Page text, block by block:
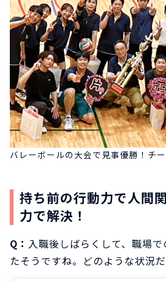
バレーボールの大会で見事優勝！チ
持ち前の行動力で人間
力で解決！
Q： 入職後しばらくして、職場
たそうですね。どのような状況